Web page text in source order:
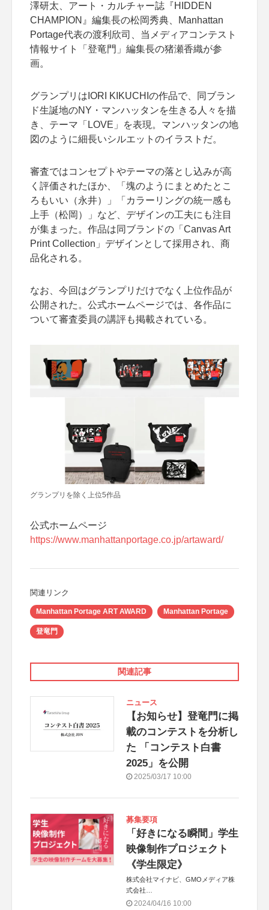
澤研太、アート・カルチャー誌『HIDDEN
CHAMPION』編集長の松岡秀典、Manhattan
Portage代表の渡利欣司、当メディアコンテスト
情報サイト「登竜門」編集長の猪瀬香織が参
画。
グランプリはIORI KIKUCHIの作品で、同ブラン
ド生誕地のNY・マンハッタンを生きる人々を描
き、テーマ「LOVE」を表現。マンハッタンの地
図のように細長いシルエットのイラストだ。
審査ではコンセプトやテーマの落とし込みが高
く評価されたほか、「塊のようにまとめたとこ
ろもいい（永井）」「カラーリングの統一感も
上手（松岡）」など、デザインの工夫にも注目
が集まった。作品は同ブランドの「Canvas Art
Print Collection」デザインとして採用され、商
品化される。
なお、今回はグランプリだけでなく上位作品が
公開された。公式ホームページでは、各作品に
ついて審査委員の講評も掲載されている。
グランプリを除く上位5作品
公式ホームページ
https://www.manhattanportage.co.jp/artaward/
関連リンク
Manhattan Portage ART AWARD Manhattan Portage
登竜門
関連記事
ニュース
【お知らせ】登竜門に掲
載のコンテストを分析し
た 「コンテスト白書
2025」を公開
2025/03/17 10:00
募集要項
「好きになる瞬間」学生
映像制作プロジェクト
《学生限定》
株式会社マイナビ、GMOメディア株
式会社
特別協賛：株式会社JDN／コンテスト
2024/04/16 10:00